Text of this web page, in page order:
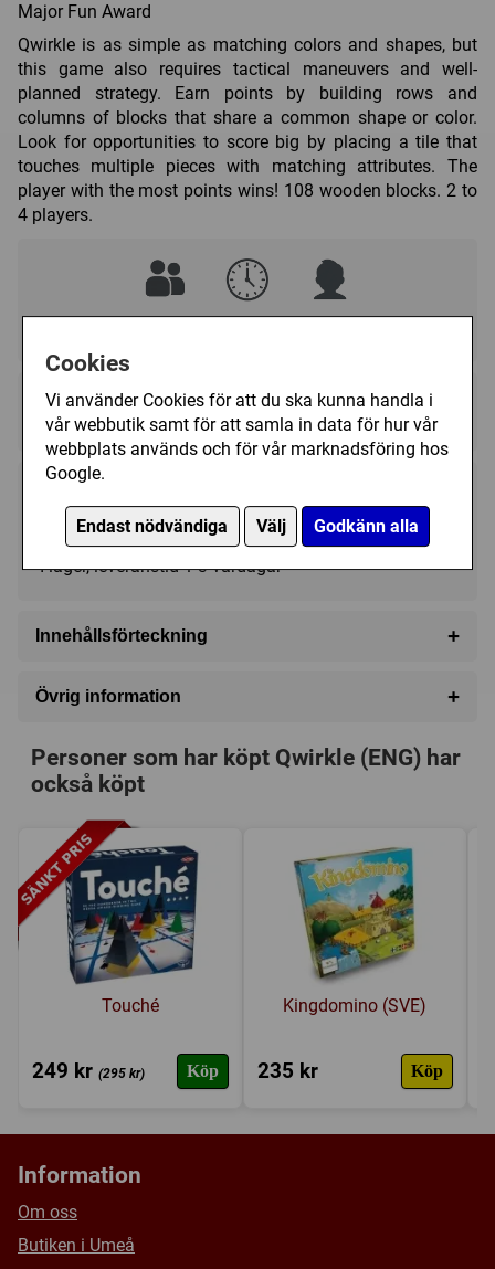
Cookies
Vi använder Cookies för att du ska kunna handla i
vår webbutik samt för att samla in data för hur vår
webbplats används och för vår marknadsföring hos
Google.
Endast nödvändiga Välj Godkänn alla
Major Fun Award
Qwirkle is as simple as matching colors and shapes, but
this game also requires tactical maneuvers and well-
planned strategy. Earn points by building rows and
columns of blocks that share a common shape or color.
Look for opportunities to score big by placing a tile that
touches multiple pieces with matching attributes. The
player with the most points wins! 108 wooden blocks. 2 to
4 players.
Regelspråk:
★★★★★★★★★★
★★★★★★★★★★
299 kr Köp
I lager, leveranstid 1-3 vardagar
Innehållsförteckning +
Drawstring Bag
Övrig information +
Kategori: Abstrakt strategi,Mönster (Se / Göra),
Placera brickor
Tillverkare: Övriga
Länkar: Tillverkarens hemsida
BoardGameGeek
Försälj. rank:1191/18139
Personer som har köpt Qwirkle (ENG) har
också köpt
Touché
249 kr (295 kr) Köp
Kingdomino (SVE)
235 kr Köp
Information
Om oss
Butiken i Umeå